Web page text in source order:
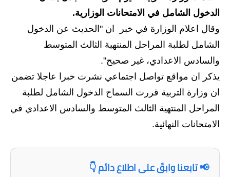
الاخبار الاقتصادية
الاخبار الرياضية
المدارس
اخبار وقرارات وزارة التربية
نتائج الامتحانات
المرحلة المتوسطة
الدخول الشامل في الامتحانات الوزارية.
وقال اعلام الوزارة في خبر ان "الحديث عن الدخول
الشامل لطلبة المراحل المنتهية الثالث المتوسط
والسادس الاعدادي، غير صحيح".
يذكر ان مواقع تواصل اجتماعي نشرت خبرا عاجلا تضمن
ان وزارة التربية قررت السماح الدخول الشامل لطلبة
المراحل المنتهية الثالث المتوسط والسادس الاعدادي في
الامتحانات النهائية.
📢 تابعنا وابقَ على اطلاع دائم 👇